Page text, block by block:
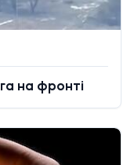
на фронті